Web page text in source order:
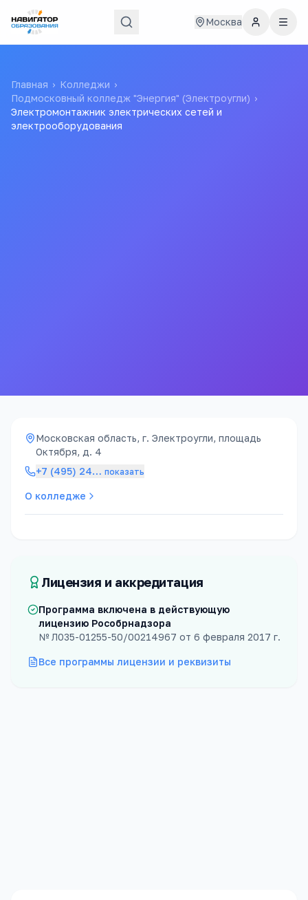
Москва
Главная › Колледжи ›
Подмосковный колледж "Энергия" (Электроугли) ›
Электромонтажник электрических сетей и
электрооборудования
Московская область, г. Электроугли, площадь
Октября, д. 4
+7 (495) 24… показать
О колледже
Лицензия и аккредитация
Программа включена в действующую
лицензию Рособрнадзора
№ Л035-01255-50/00214967 от 6 февраля 2017 г.
Все программы лицензии и реквизиты